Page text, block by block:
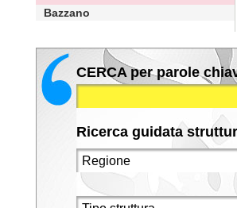
Bazzano
CERCA per parole
Ricerca guidata